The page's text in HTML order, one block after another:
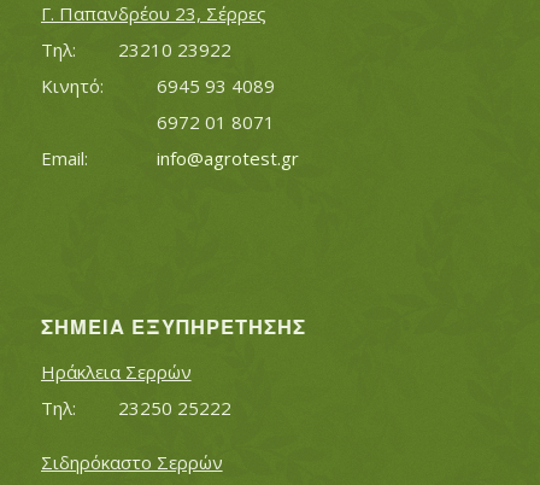
Γ. Παπανδρέου 23, Σέρρες
Τηλ:		23210 23922
Κινητό:		6945 93 4089
			6972 01 8071
info@agrotest.gr
ΣΗΜΕΊΑ ΕΞΥΠΗΡΈΤΗΣΗΣ
Ηράκλεια Σερρών
Τηλ:		23250 25222
Σιδηρόκαστο Σερρών